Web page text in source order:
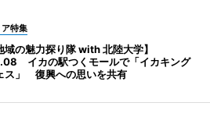
特集
域の魅力探り隊 with 北陸大学】
イカの駅つくモールで「イカキング
ス」 復興への思いを共有